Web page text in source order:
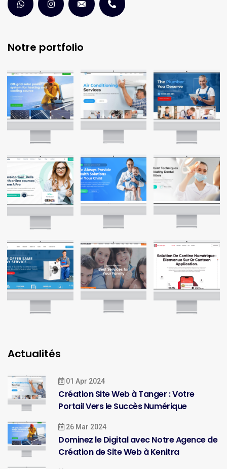
Notre portfolio
Actualités
01 Apr 2024
Création Site Web à Tanger : Votre
Portail Vers le Succès Numérique
26 Mar 2024
Dominez le Digital avec Notre Agence de
Création de Site Web à Kenitra